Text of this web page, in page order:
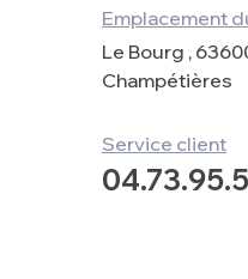
Emplacement
Le Bourg ,
Champétières
Service client